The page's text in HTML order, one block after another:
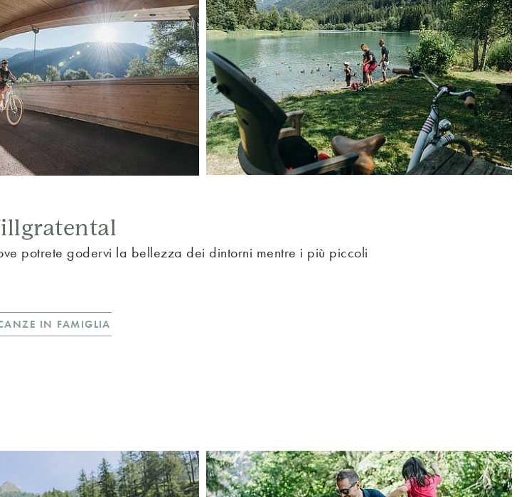
potrete godervi la bellezza dei dintorni mentre i più piccoli
IN FAMIGLIA